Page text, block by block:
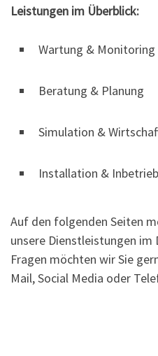
Leistungen im Überblick:
Wartung & Monitoring
Beratung & Planung
Simulation &
Installation &
Auf den folgenden Seiten
unsere Dienstleistungen
Fragen möchten wir Sie
Mail, Social Media oder